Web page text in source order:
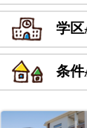
学区
条件